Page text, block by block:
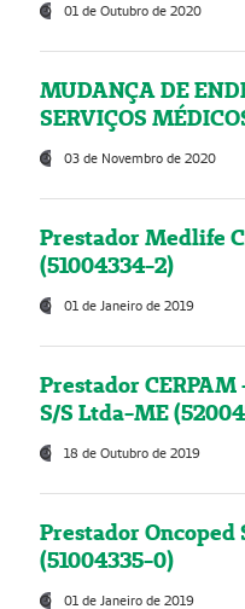
01 de Outubro de 2020
MUDANÇA DE
SERVIÇOS
03 de Novembro de 2020
Prestador Medlife
(51004334-2)
01 de Janeiro de 2019
Prestador
S/S Ltda-ME
18 de Outubro de 2019
Prestador
(51004335-0)
01 de Janeiro de 2019